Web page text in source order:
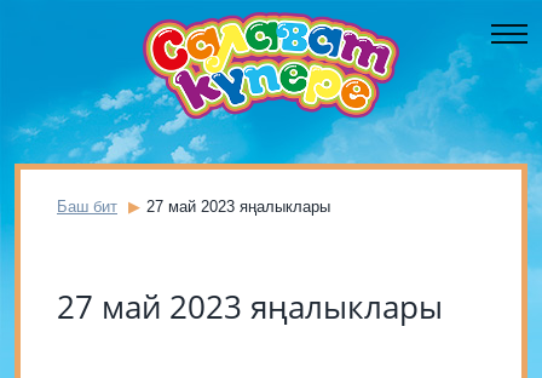
Баш бит 27 май 2023 яңалыклары
27 май 2023 яңалыклары